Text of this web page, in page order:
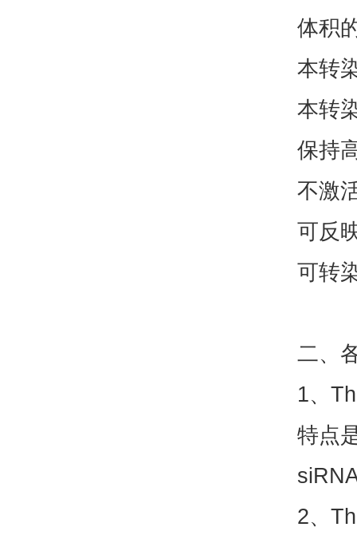
体积
本转
本转
保持
不激
可反
可转
二、
1、
特点
2、